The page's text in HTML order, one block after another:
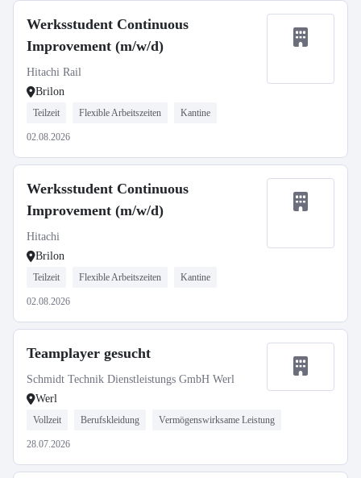
Werksstudent Continuous
Improvement (m/w/d)
Hitachi Rail
Brilon
Teilzeit Flexible Arbeitszeiten Kantine
02.08.2026
Werksstudent Continuous
Improvement (m/w/d)
Hitachi
Brilon
Teilzeit Flexible Arbeitszeiten Kantine
02.08.2026
Teamplayer gesucht
Schmidt Technik Dienstleistungs GmbH Werl
Werl
Vollzeit Berufskleidung Vermögenswirksame Leistung
28.07.2026